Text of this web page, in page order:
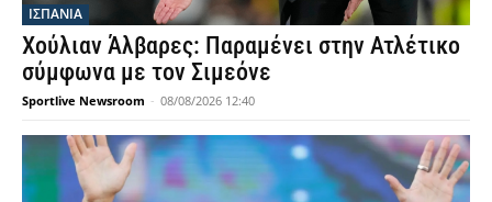
ΙΣΠΑΝΙΑ
Χούλιαν Άλβαρες: Παραμένει στην Ατλέτικο
σύμφωνα με τον Σιμεόνε
Sportlive Newsroom - 08/08/2026 12:40